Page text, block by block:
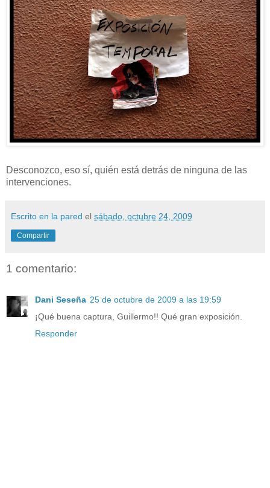
Desconozco, eso sí, quién está detrás de ninguna de las
intervenciones.
Escrito en la pared el sábado, octubre 24, 2009
Compartir
1 comentario:
Dani Seseña 25 de octubre de 2009 a las 19:59
¡Qué buena captura, Guillermo!! Qué gran exposición.
Responder